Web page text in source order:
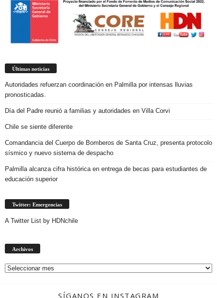
Últimas noticias
Autoridades refuerzan coordinación en Palmilla por intensas lluvias
pronosticadas.
Día del Padre reunió a familias y autoridades en Villa Corvi
Chile se siente diferente
Comandancia del Cuerpo de Bomberos de Santa Cruz, presenta protocolo
sísmico y nuevo sistema de despacho
Palmilla alcanza cifra histórica en entrega de becas para estudiantes de
educación superior
Twitter: Emergencias
A Twitter List by HDNchile
Archivos
SÍGANOS EN INSTAGRAM